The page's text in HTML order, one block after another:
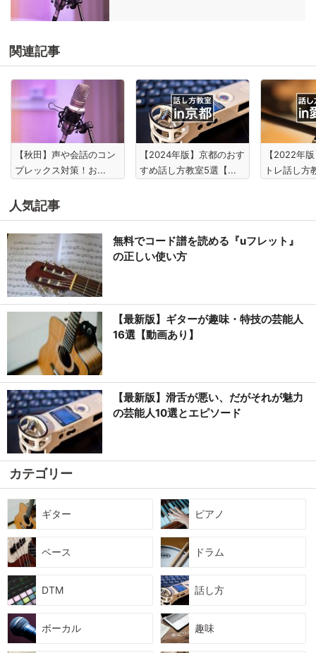
関連記事
【秋田】声や会話のコン
プレックス対策！お...
【2024年版】京都のおす
すめ話し方教室5選【...
【2022年
トレ話し方
人気記事
無料でコード譜を読める『uフレット』
の正しい使い方
【最新版】ギターが趣味・特技の芸能人
16選【動画あり】
【最新版】滑舌が悪い、だがそれが魅力
の芸能人10選とエピソード
カテゴリー
ギター ピアノ
ベース ドラム
DTM 話し方
ボーカル 趣味